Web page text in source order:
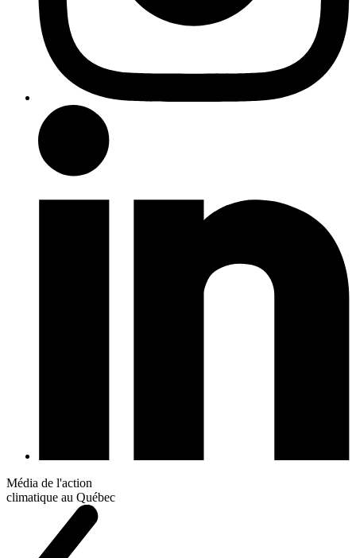
Média de l'action
climatique au Québec